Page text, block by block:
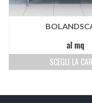
al mq
SCEGLI LA